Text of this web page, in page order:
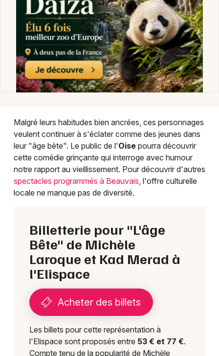
Malgré leurs habitudes bien ancrées, ces personnages
veulent continuer à s'éclater comme des jeunes dans
leur "âge bête". Le public de l'Oise pourra découvrir
cette comédie grinçante qui interroge avec humour
notre rapport au vieillissement. Pour découvrir d'autres
spectacles programmés à Beauvais, l'offre culturelle
locale ne manque pas de diversité.
Billetterie pour "L'âge
Bête" de Michèle
Laroque et Kad Merad à
l'Elispace
Acheter des billets
Les billets pour cette représentation à
l'Elispace sont proposés entre 53 € et 77 €.
Compte tenu de la popularité de Michèle